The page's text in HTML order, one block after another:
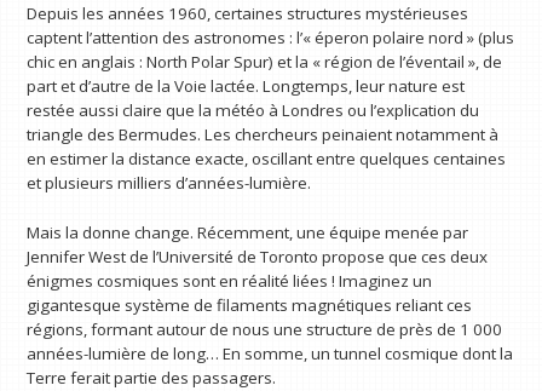
Depuis les années 1960, certaines structures mystérieuses
captent l’attention des astronomes : l’« éperon polaire nord » (plus
chic en anglais : North Polar Spur) et la « région de l’éventail », de
part et d’autre de la Voie lactée. Longtemps, leur nature est
restée aussi claire que la météo à Londres ou l’explication du
triangle des Bermudes. Les chercheurs peinaient notamment à
en estimer la distance exacte, oscillant entre quelques centaines
et plusieurs milliers d’années-lumière.
Mais la donne change. Récemment, une équipe menée par
Jennifer West de l’Université de Toronto propose que ces deux
énigmes cosmiques sont en réalité liées ! Imaginez un
gigantesque système de filaments magnétiques reliant ces
régions, formant autour de nous une structure de près de 1 000
années-lumière de long… En somme, un tunnel cosmique dont la
Terre ferait partie des passagers.